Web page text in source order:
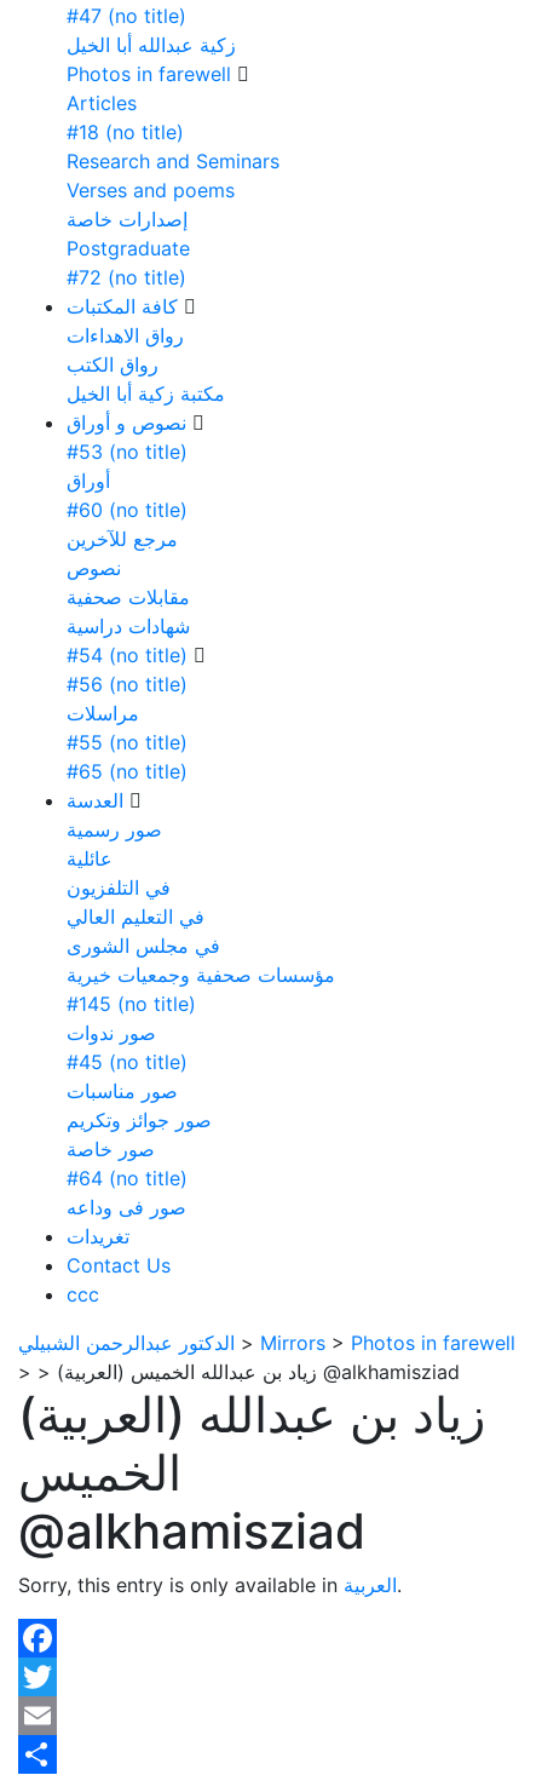
#47 (no title)
زكية عبدالله أبا الخيل
Photos in farewell
Articles
#18 (no title)
Research and Seminars
Verses and poems
إصدارات خاصة
Postgraduate
#72 (no title)
رواق الاهداءات
رواق الكتب
مكتبة زكية أبا الخيل
#53 (no title)
أوراق
#60 (no title)
مرجع للآخرين
نصوص
مقابلات صحفية
شهادات دراسية
#54 (no title)
#56 (no title)
مراسلات
#55 (no title)
#65 (no title)
صور رسمية
عائلية
في التلفزيون
في التعليم العالي
في مجلس الشورى
مؤسسات صحفية وجمعيات خيرية
#145 (no title)
صور ندوات
#45 (no title)
صور مناسبات
صور جوائز وتكريم
صور خاصة
#64 (no title)
صور فى وداعه
تغريدات
Contact Us
ccc
الدكتور عبدالرحمن الشبيلي > Mirrors > Photos in farewell
> > (العربية) زياد بن عبدالله الخميس @alkhamisziad
(العربية) زياد بن عبدالله
الخميس
@alkhamisziad
Sorry, this entry is only available in العربية.
Facebook
Twitter
Email